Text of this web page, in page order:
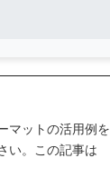
マットの活用例を
い。この記事は